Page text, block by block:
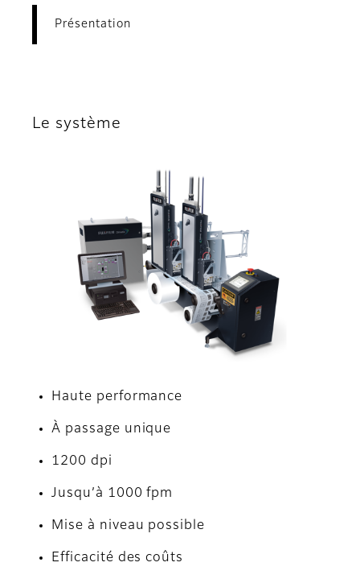
Présentation
Le système
Haute performance
À passage unique
1200 dpi
Jusqu’à 1000 fpm
Mise à niveau possible
Efficacité des coûts